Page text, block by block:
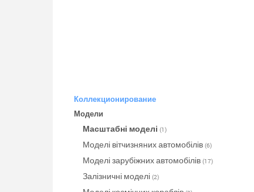
Коллекционирование
Модели
Масштабні моделі (1)
Моделі вітчизняних автомобілів (6)
Моделі зарубіжних автомобілів (17)
Залізничні моделі (2)